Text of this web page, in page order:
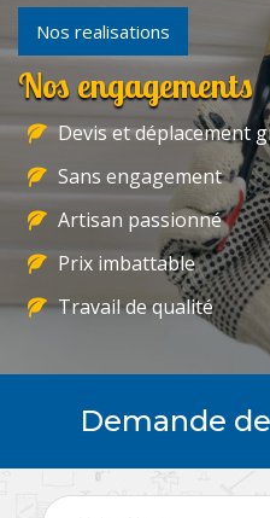
Nos realisations
Nos engagements
Devis et déplacement
Sans engagement
Artisan passionné
Prix imbattable
Travail de qualité
Demande